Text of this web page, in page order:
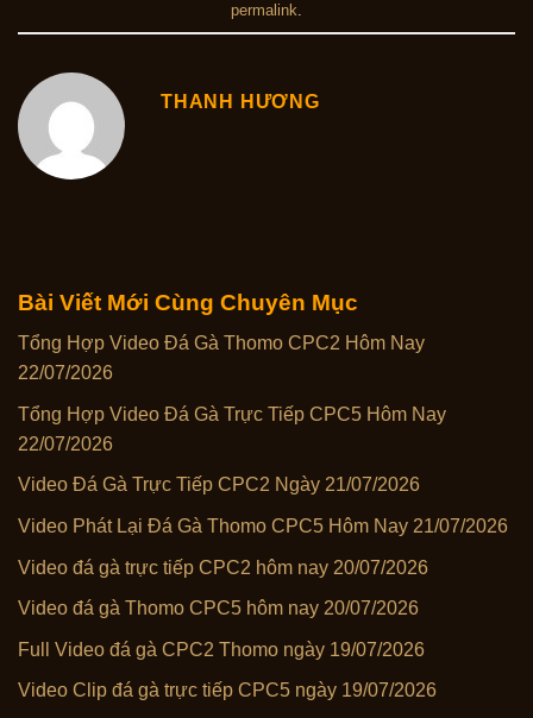
Bài Viết Mới Cùng Chuyên Mục
Tổng Hợp Video Đá Gà Thomo CPC2 Hôm Nay
22/07/2026
Tổng Hợp Video Đá Gà Trực Tiếp CPC5 Hôm Nay
22/07/2026
Video Đá Gà Trực Tiếp CPC2 Ngày 21/07/2026
Video Phát Lại Đá Gà Thomo CPC5 Hôm Nay 21/07/2026
Video đá gà trực tiếp CPC2 hôm nay 20/07/2026
Video đá gà Thomo CPC5 hôm nay 20/07/2026
Full Video đá gà CPC2 Thomo ngày 19/07/2026
Video Clip đá gà trực tiếp CPC5 ngày 19/07/2026
permalink
THANH HƯƠNG